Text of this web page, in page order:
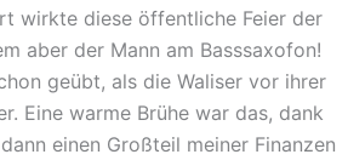
wirkte diese öffentliche Feier der
aber der Mann am Basssaxofon!
geübt, als die Waliser vor ihrer
Eine warme Brühe war das, dank
einen Großteil meiner Finanzen